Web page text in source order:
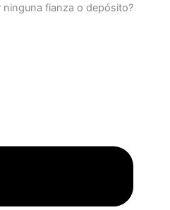
ninguna fianza o depósito?